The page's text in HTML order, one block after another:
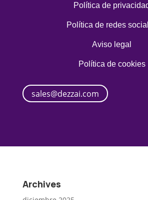
Política de
Política de redes
Aviso legal
Política de cookies
sales@dezzai.com
Archives